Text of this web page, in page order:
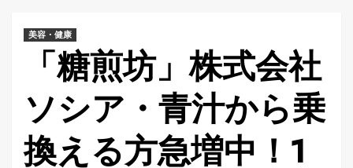
美容・健康
「糖煎坊」株式会社
ソシア・青汁から乗
換える方急増中！1